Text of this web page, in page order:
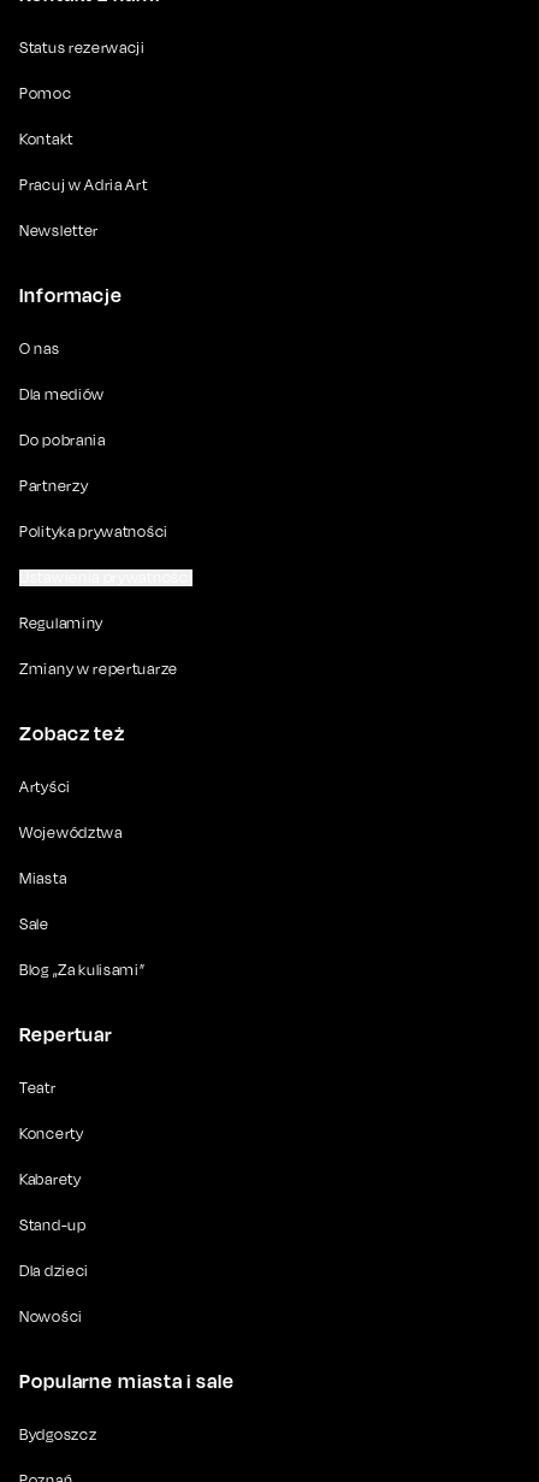
Status rezerwacji
Pomoc
Kontakt
Pracuj w Adria Art
Newsletter
Informacje
O nas
Dla mediów
Do pobrania
Partnerzy
Polityka prywatności
Regulaminy
Zmiany w repertuarze
Zobacz też
Artyści
Województwa
Miasta
Sale
Blog „Za kulisami”
Repertuar
Teatr
Koncerty
Kabarety
Stand-up
Dla dzieci
Nowości
Popularne miasta i sale
Bydgoszcz